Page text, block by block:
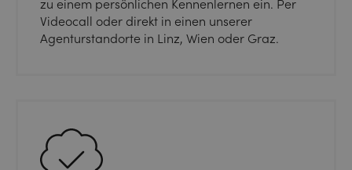
zu einem persönlichen Kennenlernen ein. Per
Videocall oder direkt in einen unserer
Agenturstandorte in Linz, Wien oder Graz.